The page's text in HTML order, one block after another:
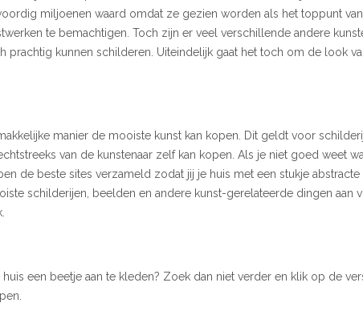
miljoenen waard omdat ze gezien worden als het toppunt
te bemachtigen. Toch zijn er veel verschillende andere
prachtig kunnen schilderen. Uiteindelijk gaat het toch om de look
manier de mooiste kunst kan kopen. Dit geldt voor
van de kunstenaar zelf kan kopen. Als je niet goed weet
de beste sites verzameld zodat jij je huis met een stukje
schilderijen, beelden en andere kunst-gerelateerde dingen aan
een beetje aan te kleden? Zoek dan niet verder en klik op de